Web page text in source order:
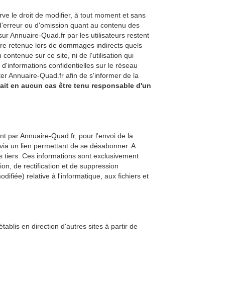
le droit de modifier, à tout moment et sans
ou d'omission quant au contenu des
Annuaire-Quad.fr par les utilisateurs restent
retenue lors de dommages indirects quels
sur ce site, ni de l'utilisation qui
confidentielles sur le réseau
Annuaire-Quad.fr afin de s'informer de la
en aucun cas être tenu responsable d'un
par Annuaire-Quad.fr, pour l'envoi de la
un lien permettant de se désabonner. A
Ces informations sont exclusivement
de rectification et de suppression
relative à l'informatique, aux fichiers et
en direction d'autres sites à partir de